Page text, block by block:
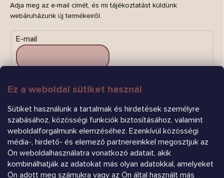
Ez a weboldal sütiket használ
Sütiket használunk a tartalmak és hirdetések személyre
szabásához, közösségi funkciók biztosításához, valamint
weboldalforgalmunk elemzéséhez. Ezenkívül közösségi
média-, hirdető- és elemező partnereinkkel megosztjuk az
Ön weboldalhasználatra vonatkozó adatait, akik
kombinálhatják az adatokat más olyan adatokkal, amelyeket
Ön adott meg számukra vagy az Ön által használt más
Adja meg az e-mail címét, és mi tájékoztatást küldünk
webáruházunk új termékeiről.
E-mail
FELIRATKOZÁS
Árukereső.hu